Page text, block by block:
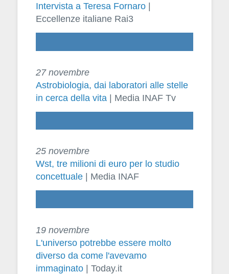
Intervista a Teresa Fornaro |
Eccellenze italiane Rai3
27 novembre
Astrobiologia, dai laboratori alle stelle
in cerca della vita | Media INAF Tv
25 novembre
Wst, tre milioni di euro per lo studio
concettuale| Media INAF
19 novembre
L'universo potrebbe essere molto
diverso da come l'avevamo
immaginato | Today.it